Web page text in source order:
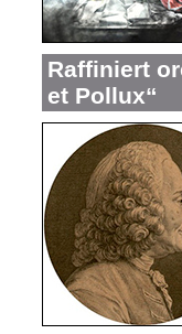
Raffiniert
et Pollux“